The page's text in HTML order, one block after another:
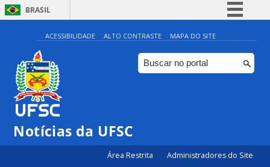
BRASIL
Simplifique!
Comunica BR
Participe
ACESSIBILIDADE ALTO CONTRASTE MAPA DO SITE
Notícias da UFSC
Área Restrita Administradores do Site